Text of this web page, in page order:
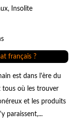
, Insolite
est dans l'ère du
tous où les trouver
et les produits
paraissent,...